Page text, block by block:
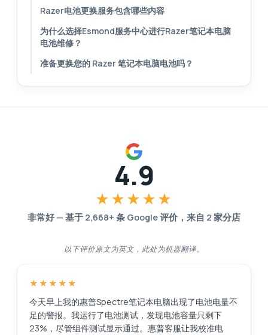
Razer电池更换服务包含哪些内容
为什么选择Esmond服务中心进行Razer笔记本电脑
电池维修？
准备更换您的 Razer 笔记本电脑电池吗？
4.9
★★★★★
非常好 — 基于 2,668+ 条 Google 评价，来自 2 家分店
以下评价原文为英文，此处为机器翻译。
★★★★★
今天早上我的惠普Spectre笔记本电脑出现了电池电量不
足的警报。我运行了电池测试，发现电池容量只剩下
23%，尽管组件测试显示通过。惠普客服让我校准电